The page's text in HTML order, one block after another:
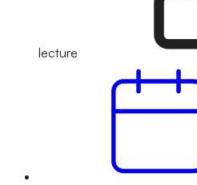
lecture